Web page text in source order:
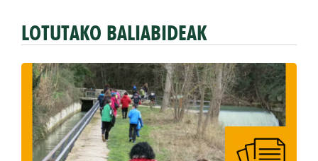
LOTUTAKO BALIABIDEAK